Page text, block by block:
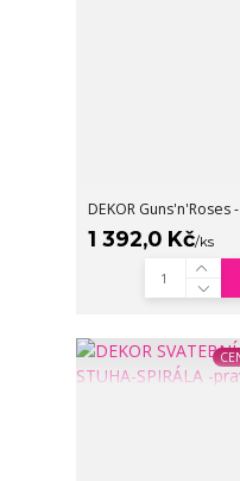
DEKOR Guns'n'Roses
1 392,0 Kč/ks